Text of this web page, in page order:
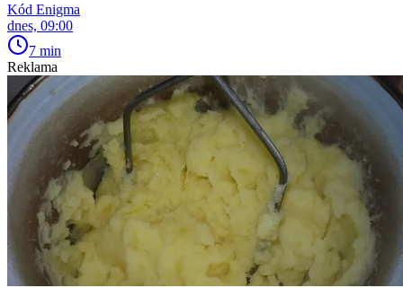
Kód Enigma
dnes, 09:00
7 min
Reklama